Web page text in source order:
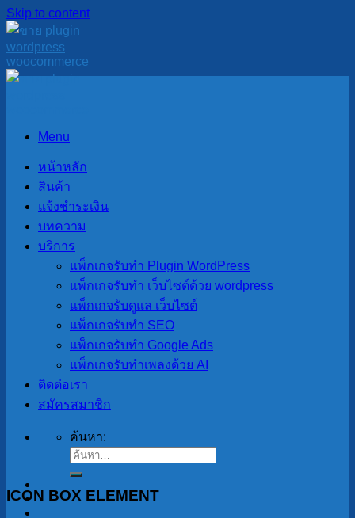
Skip to content
Menu
หน้าหลัก
สินค้า
แจ้งชำระเงิน
บทความ
บริการ
แพ็กเกจรับทำ Plugin WordPress
แพ็กเกจรับทำ เว็บไซต์ด้วย wordpress
แพ็กเกจรับดูแล เว็บไซต์
แพ็กเกจรับทำ SEO
แพ็กเกจรับทำ Google Ads
แพ็กเกจรับทำเพลงด้วย AI
ติดต่อเรา
สมัครสมาชิก
ค้นหา:
ICON BOX ELEMENT